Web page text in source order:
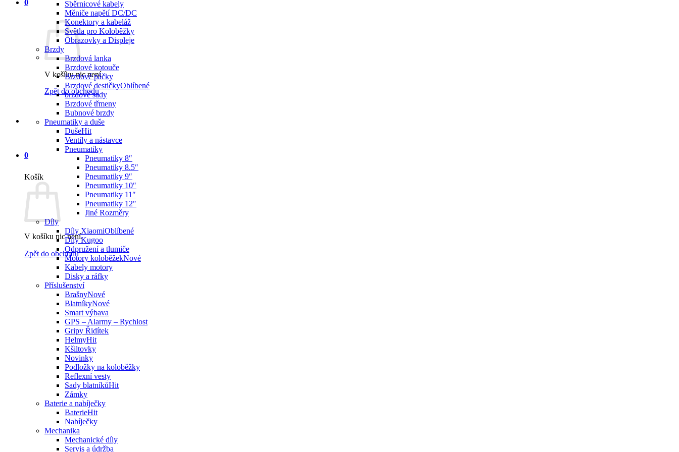
0
V košíku nic není.
Zpět do obchodu
0
Košík
V košíku nic není.
Zpět do obchodu
Sběrnicové kabely
Měniče napětí DC/DC
Konektory a kabeláž
Světla pro Koloběžky
Obrazovky a Displeje
Brzdy
Brzdová lanka
Brzdové kotouče
Brzdové páčky
Brzdové destičky
brzdové sady
Brzdové třmeny
Bubnové brzdy
Pneumatiky a duše
Duše
Ventily a nástavce
Pneumatiky
Pneumatiky 8″
Pneumatiky 8.5″
Pneumatiky 9″
Pneumatiky 10″
Pneumatiky 11″
Pneumatiky 12″
Jiné Rozměry
Díly
Díly Xiaomi
Díly Kugoo
Odpružení a tlumiče
Motory koloběžek
Kabely motory
Disky a ráfky
Příslušenství
Brašny
Blatníky
Smart výbava
GPS – Alarmy – Rychlost
Gripy Řidítek
Helmy
Kšiltovky
Novinky
Podložky na koloběžky
Reflexní vesty
Sady blatníků
Zámky
Baterie a nabíječky
Baterie
Nabíječky
Mechanika
Mechanické díly
Servis a údržba